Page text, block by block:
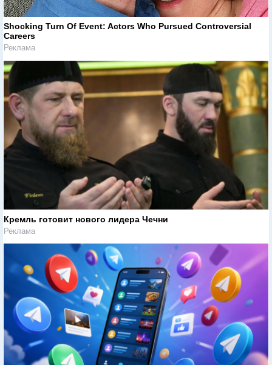
Shocking Turn Of Event: Actors Who Pursued Controversial
Careers
Реклама
Кремль готовит нового лидера Чечни
Реклама